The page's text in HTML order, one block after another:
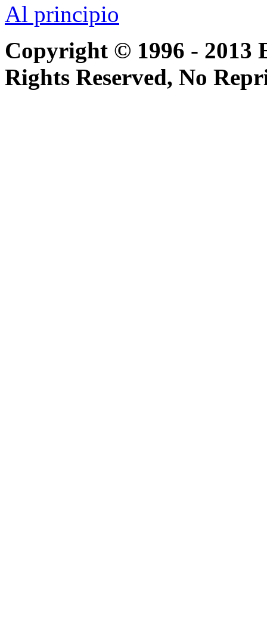
Al principio
Copyright © 1996 - 2013
Rights Reserved, No